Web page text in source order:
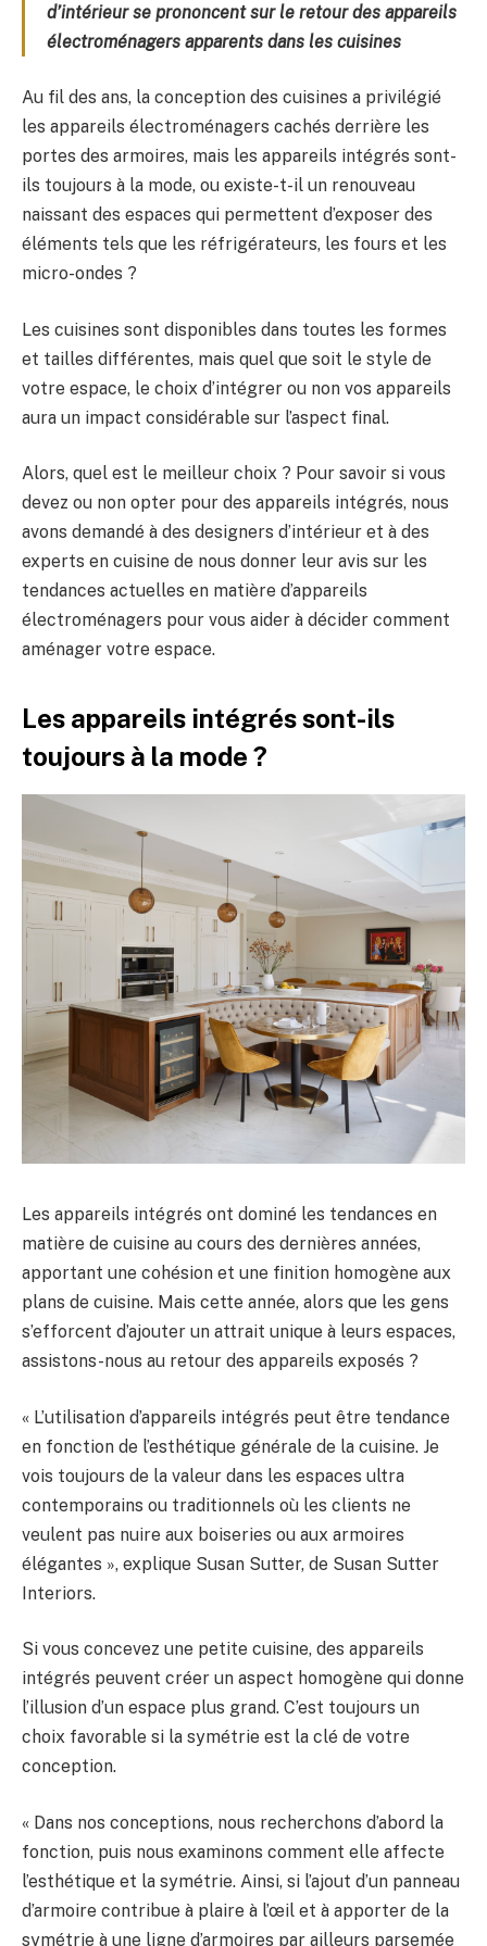
d’intérieur se prononcent sur le retour des appareils
électroménagers apparents dans les cuisines
Au fil des ans, la conception des cuisines a privilégié
les appareils électroménagers cachés derrière les
portes des armoires, mais les appareils intégrés sont-
ils toujours à la mode, ou existe-t-il un renouveau
naissant des espaces qui permettent d’exposer des
éléments tels que les réfrigérateurs, les fours et les
micro-ondes ?
Les cuisines sont disponibles dans toutes les formes
et tailles différentes, mais quel que soit le style de
votre espace, le choix d’intégrer ou non vos appareils
aura un impact considérable sur l’aspect final.
Alors, quel est le meilleur choix ? Pour savoir si vous
devez ou non opter pour des appareils intégrés, nous
avons demandé à des designers d’intérieur et à des
experts en cuisine de nous donner leur avis sur les
tendances actuelles en matière d’appareils
électroménagers pour vous aider à décider comment
aménager votre espace.
Les appareils intégrés sont-ils
toujours à la mode ?
Les appareils intégrés ont dominé les tendances en
matière de cuisine au cours des dernières années,
apportant une cohésion et une finition homogène aux
plans de cuisine. Mais cette année, alors que les gens
s’efforcent d’ajouter un attrait unique à leurs espaces,
assistons-nous au retour des appareils exposés ?
« L’utilisation d’appareils intégrés peut être tendance
en fonction de l’esthétique générale de la cuisine. Je
vois toujours de la valeur dans les espaces ultra
contemporains ou traditionnels où les clients ne
veulent pas nuire aux boiseries ou aux armoires
élégantes », explique Susan Sutter, de Susan Sutter
Interiors.
Si vous concevez une petite cuisine, des appareils
intégrés peuvent créer un aspect homogène qui donne
l’illusion d’un espace plus grand. C’est toujours un
choix favorable si la symétrie est la clé de votre
conception.
« Dans nos conceptions, nous recherchons d’abord la
fonction, puis nous examinons comment elle affecte
l’esthétique et la symétrie. Ainsi, si l’ajout d’un panneau
d’armoire contribue à plaire à l’œil et à apporter de la
symétrie à une ligne d’armoires par ailleurs parsemée